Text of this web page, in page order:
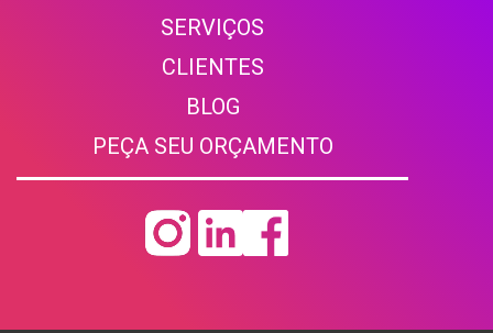
SERVIÇOS
CLIENTES
BLOG
PEÇA SEU ORÇAMENTO